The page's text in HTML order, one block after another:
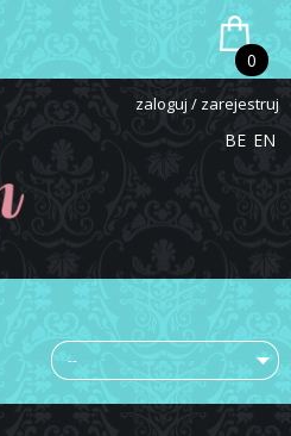
zaloguj / zarejestruj
BE EN
0
--